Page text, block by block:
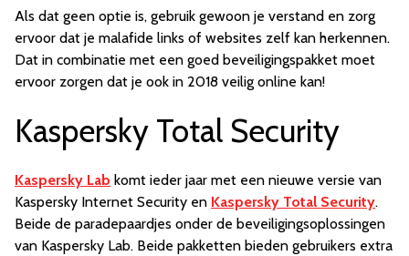
Als dat geen optie is, gebruik gewoon je verstand en zorg
ervoor dat je malafide links of websites zelf kan herkennen.
Dat in combinatie met een goed beveiligingspakket moet
ervoor zorgen dat je ook in 2018 veilig online kan!
Kaspersky Total Security
Kaspersky Lab komt ieder jaar met een nieuwe versie van
Kaspersky Internet Security en Kaspersky Total Security.
Beide de paradepaardjes onder de beveiligingsoplossingen
van Kaspersky Lab. Beide pakketten bieden gebruikers extra